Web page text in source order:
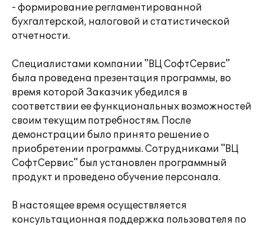
- формирование регламентированной
бухгалтерской, налоговой и статистической
отчетности.
Специалистами компании "ВЦ СофтСервис"
была проведена презентация программы, во
время которой Заказчик убедился в
соответствии ее функциональных возможностей
своим текущим потребностям. После
демонстрации было принято решение о
приобретении программы. Сотрудниками "ВЦ
СофтСервис" был установлен программный
продукт и проведено обучение персонала.
В настоящее время осуществляется
консультационная поддержка пользователя по